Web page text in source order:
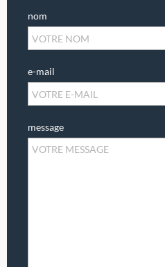
nom
e-mail
message